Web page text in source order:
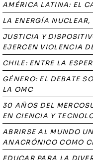
AMÉRICA LATINA: EL
LA ENERGÍA
JUSTICIA Y
EJERCEN VIOLENCIA
CHILE: ENTRE LA
GÉNERO: EL DEBATE
LA OMC
30 AÑOS DEL
EN CIENCIA Y
ABRIRSE AL MUNDO
ANACRÓNICO COMO
EDUCAR PARA LA